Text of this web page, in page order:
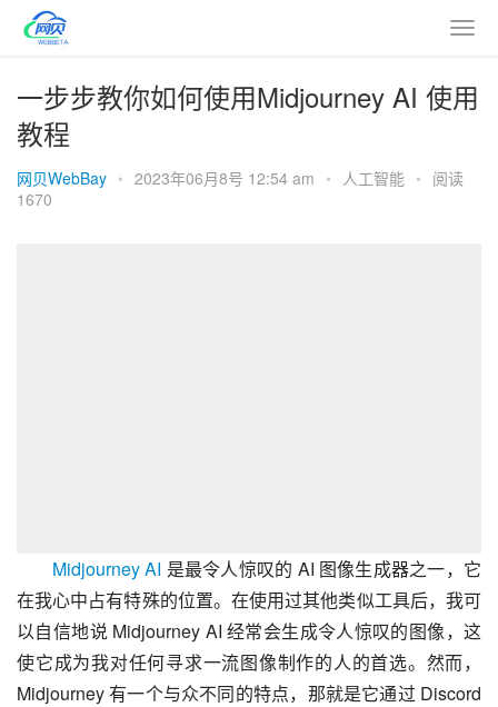
一步步教你如何使用Midjourney AI 使用
教程
网贝WebBay • 2023年06月8号 12:54 am • 人工智能 • 阅读
1670
Midjourney AI 是最令人惊叹的 AI 图像生成器之一，它
在我心中占有特殊的位置。在使用过其他类似工具后，我可
以自信地说 Midjourney AI 经常会生成令人惊叹的图像，这
使它成为我对任何寻求一流图像制作的人的首选。然而，
Midjourney 有一个与众不同的特点，那就是它通过 Discord